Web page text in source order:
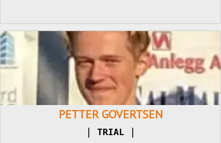
PETTER GOVERTSEN
| TRIAL |